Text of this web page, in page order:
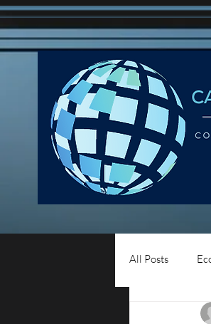
All Posts
Diritto del